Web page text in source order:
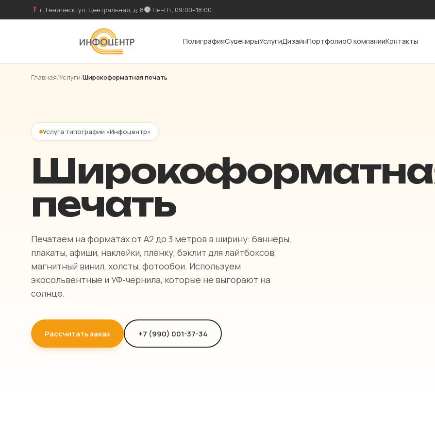
г. Геническ, ул. Центральная, д. 8 Пн–Пт, 09:00–18:00
ПолиграфияСувенирыУслугиДизайнПортфолиоО компанииКонтакты
Главная/Услуги/Широкоформатная печать
Услуга типографии «Инфоцентр»
печать
Печатаем на форматах от А2 до 3 метров в ширину: баннеры,
плакаты, афиши, наклейки, плёнку, бэклит для лайтбоксов,
магнитный винил, холсты, фотообои. Используем
экосольвентные и УФ-чернила, которые не выгорают на
солнце.
Рассчитать заказ +7 (990) 001-37-34